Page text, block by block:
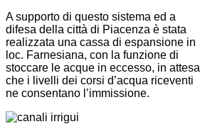
A supporto di questo sistema ed a
difesa della città di Piacenza è stata
realizzata una cassa di espansione in
loc. Farnesiana, con la funzione di
stoccare le acque in eccesso, in attesa
che i livelli dei corsi d’acqua riceventi
ne consentano l’immissione.